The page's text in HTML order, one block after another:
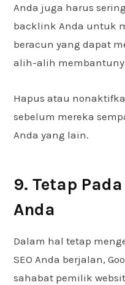
Anda juga harus
backlink Anda untuk
beracun yang dapat
alih-alih
Hapus atau
sebelum mereka
Anda yang lain.
9. Tetap
Anda
Dalam hal tetap
SEO Anda berjalan,
sahabat pemilik